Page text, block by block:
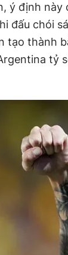
ý định này
đấu chói
tạo thành
tỷ